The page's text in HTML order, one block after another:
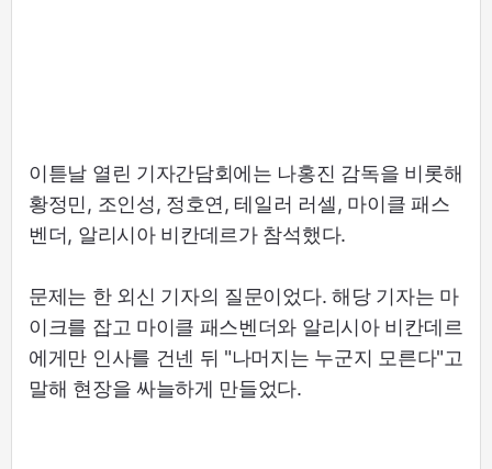
이튿날 열린 기자간담회에는 나홍진 감독을 비롯해
황정민, 조인성, 정호연, 테일러 러셀, 마이클 패스
벤더, 알리시아 비칸데르가 참석했다.
문제는 한 외신 기자의 질문이었다. 해당 기자는 마
이크를 잡고 마이클 패스벤더와 알리시아 비칸데르
에게만 인사를 건넨 뒤 "나머지는 누군지 모른다"고
말해 현장을 싸늘하게 만들었다.